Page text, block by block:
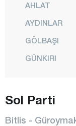
AHLAT
AYDINLAR
GÖLBAŞI
GÜNKIRI
HİZAN
KAVAKBAŞI
Sol Parti
Bitlis -